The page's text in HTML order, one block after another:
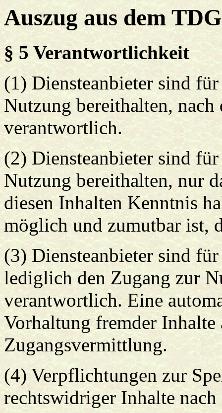
Auszug aus dem TDG
§ 5 Verantwortlichkeit
(1) Diensteanbieter sind
Nutzung bereithalten, nach
verantwortlich.
(2) Diensteanbieter sind
Nutzung bereithalten, nur
diesen Inhalten Kenntnis
möglich und zumutbar ist,
(3) Diensteanbieter sind
lediglich den Zugang zur
verantwortlich. Eine
Vorhaltung fremder
Zugangsvermittlung.
(4) Verpflichtungen zur
rechtswidriger Inhalte nach